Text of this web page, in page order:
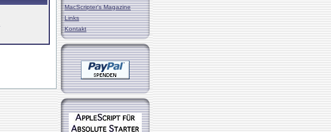
MacScripter's Magazine
Links
Kontakt